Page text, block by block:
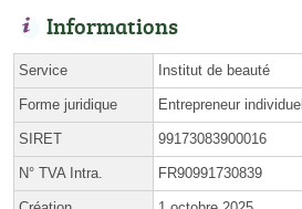
Informations
Service Institut de beauté
Forme juridique Entrepreneur individuel
SIRET 99173083900016
N° TVA Intra. FR90991730839